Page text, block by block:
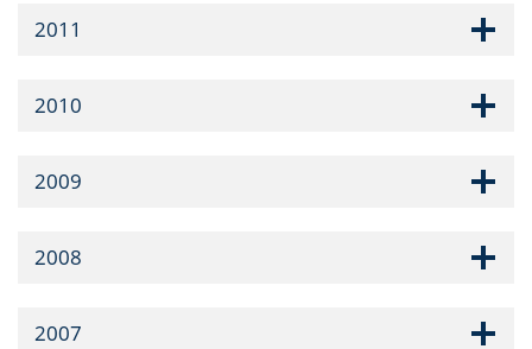
2011
2010
2009
2008
2007